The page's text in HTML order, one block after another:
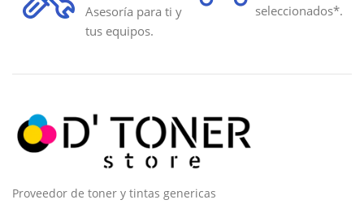
Asesoría para ti y
tus equipos.
seleccionados*.
Proveedor de toner y tintas genericas